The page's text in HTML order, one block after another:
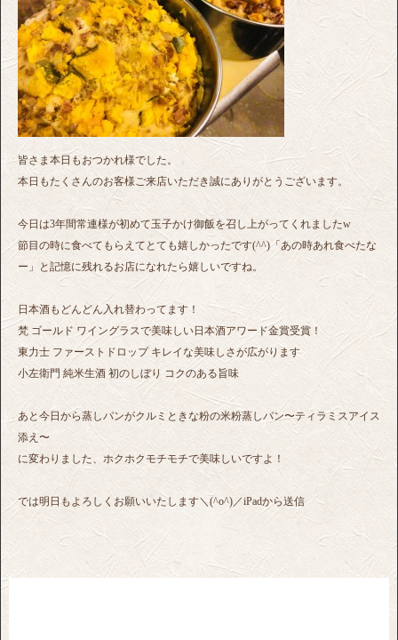
皆さま本日もおつかれ様でした。
本日もたくさんのお客様ご来店いただき誠にありがとうございます。
今日は3年間常連様が初めて玉子かけ御飯を召し上がってくれましたw
節目の時に食べてもらえてとても嬉しかったです(^^)「あの時あれ食べたな
ー」と記憶に残れるお店になれたら嬉しいですね。
日本酒もどんどん入れ替わってます！
梵 ゴールド ワイングラスで美味しい日本酒アワード金賞受賞！
東力士 ファーストドロップ キレイな美味しさが広がります
小左衛門 純米生酒 初のしぼり コクのある旨味
あと今日から蒸しパンがクルミときな粉の米粉蒸しパン〜ティラミスアイス
添え〜
に変わりました、ホクホクモチモチで美味しいですよ！
では明日もよろしくお願いいたします＼(^o^)／iPadから送信